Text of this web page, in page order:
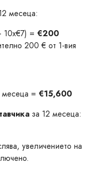
месеца:
10x€7) = €200
200 € от 1-вия
= €15,600
за 12 месеца:
увеличението на